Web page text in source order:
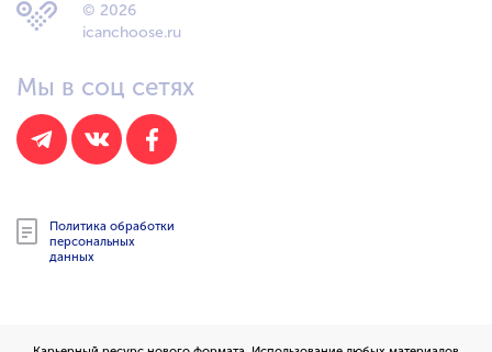
© 2026
icanchoose.ru
Мы в соц сетях
Политика обработки
персональных
данных